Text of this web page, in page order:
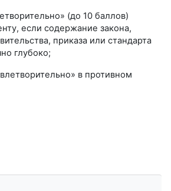
(до 10 баллов)
если содержание закона,
приказа или стандарта
глубоко;
в противном